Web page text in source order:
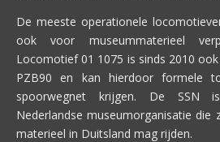
De meeste operationele
ook voor museummaterieel
Locomotief 01 1075 is sinds 2010
PZB90 en kan hierdoor formele
spoorwegnet krijgen. De SSN
Nederlandse museumorganisatie die
materieel in Duitsland mag rijden.